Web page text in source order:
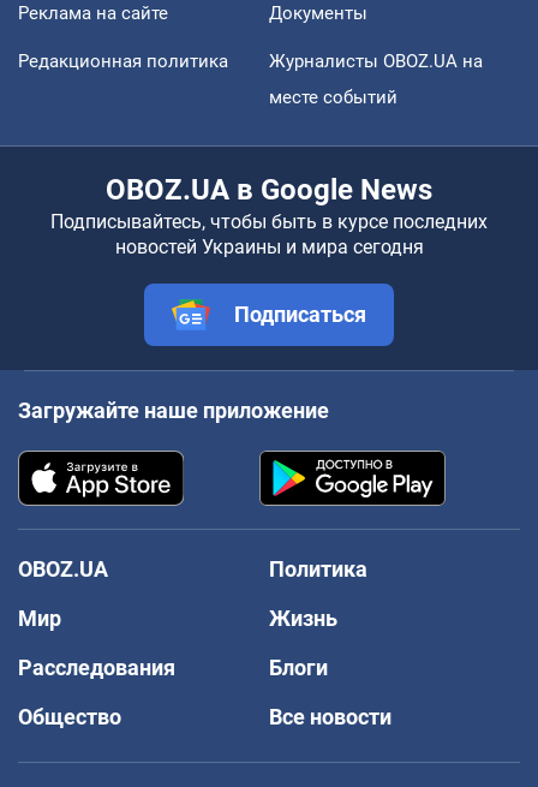
Реклама на сайте Документы
Редакционная политика
Журналисты OBOZ.UA на
месте событий
OBOZ.UA в Google News
Подписывайтесь, чтобы быть в курсе последних
новостей Украины и мира сегодня
Подписаться
Загружайте наше приложение
OBOZ.UA
Политика
Мир
Жизнь
Расследования
Блоги
Общество
Все новости